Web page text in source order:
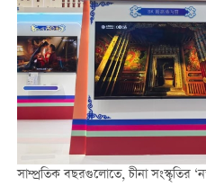
সাম্প্রতিক বছরগুলোতে, চীনা সংস্কৃতির